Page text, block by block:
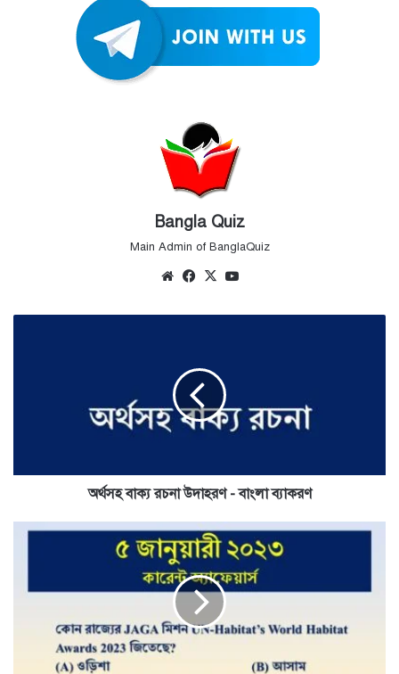
Bangla Quiz
Main Admin of BanglaQuiz
WebsiteFacebook
X
অর্থসহ বাক্য রচনা উদাহরণ - বাংলা ব্যাকরণ